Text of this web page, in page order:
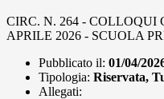
CIRC. N. 264 - COLLOQUI
APRILE 2026 - SCUOLA
Pubblicato il: 01/04/
Tipologia: Riservata,
Allegati: